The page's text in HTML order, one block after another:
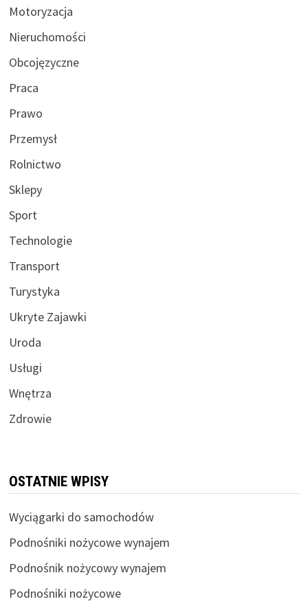
Motoryzacja
Nieruchomości
Obcojęzyczne
Praca
Prawo
Przemysł
Rolnictwo
Sklepy
Sport
Technologie
Transport
Turystyka
Ukryte Zajawki
Uroda
Usługi
Wnętrza
Zdrowie
OSTATNIE WPISY
Wyciągarki do samochodów
Podnośniki nożycowe wynajem
Podnośnik nożycowy wynajem
Podnośniki nożycowe